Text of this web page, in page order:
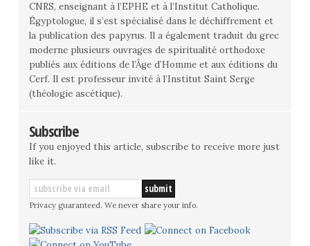
CNRS, enseignant à l’EPHE et à l’Institut Catholique.
Égyptologue, il s’est spécialisé dans le déchiffrement et
la publication des papyrus. Il a également traduit du grec
moderne plusieurs ouvrages de spiritualité orthodoxe
publiés aux éditions de l’Âge d’Homme et aux éditions du
Cerf. Il est professeur invité à l’Institut Saint Serge
(théologie ascétique).
Subscribe
If you enjoyed this article, subscribe to receive more just
like it.
Privacy guaranteed. We never share your info.